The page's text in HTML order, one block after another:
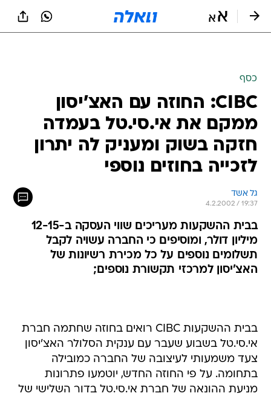
כסף
CIBC: החוזה עם האצ'יסון
ממקם את אי.סי.טל בעמדה
חזקה בשוק ומעניק לה יתרון
לזכייה בחוזים נוספי
גל אשד
4.2.2002 / 19:37
בבית ההשקעות מעריכים שווי העסקה ב-12-15
מיליון דולר, ומוסיפים כי החברה עשויה לקבל
תשלומים נוספים על כל מכירת רשיונות של
האצ'יסון למרכזי תקשורת נוספים;
בבית ההשקעות CIBC רואים בחוזה שחתמה חברת
אי.סי.טל בשבוע שעבר עם ענקית הסלולר האצ'יסון
צעד משמעותי לעיצובה של החברה כמובילה
בתחומה. על פי החוזה החדש, יוטמעו פתרונות
מניעת ההונאה של חברת אי.סי.טל בדור השלישי של